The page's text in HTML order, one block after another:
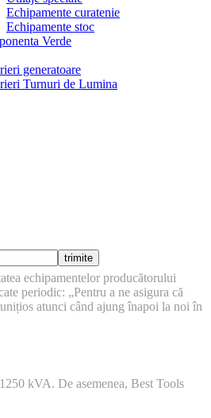
Echipamente curatenie
Echipamente stoc
Verde
generatoare
Turnuri de Lumina
trimite
echipamentelor producătorului
periodic: „Pentru a ne asigura că
atunci când ajung înapoi la noi în
kVA. De asemenea, Best Tools